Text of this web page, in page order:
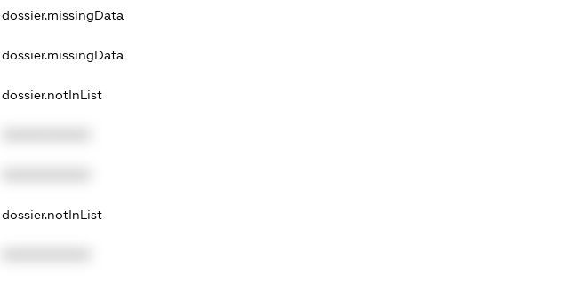
dossier.missingData
dossier.missingData
dossier.notInList
dossier.notInList